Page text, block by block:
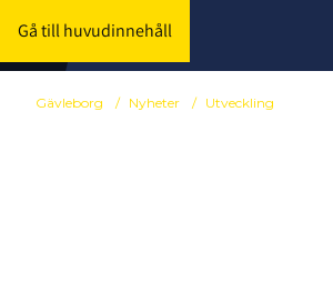
Gå till huvudinnehåll
Gävleborg / Nyheter / Utveckling